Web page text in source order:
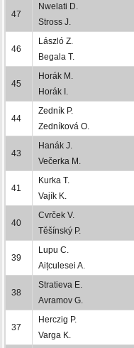
47
Nwelati D.
Stross J.
46
László Z.
Begala T.
45
Horák M.
Horák I.
44
Zedník P.
Zedníková O.
43
Hanák J.
Večerka M.
41
Kurka T.
Vajík K.
40
Cvrček V.
Těšínský P.
39
Lupu C.
Aițculesei A.
38
Stratieva E.
Avramov G.
37
Herczig P.
Varga K.